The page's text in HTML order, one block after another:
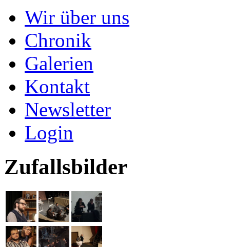
Wir über uns
Chronik
Galerien
Kontakt
Newsletter
Login
Zufallsbilder